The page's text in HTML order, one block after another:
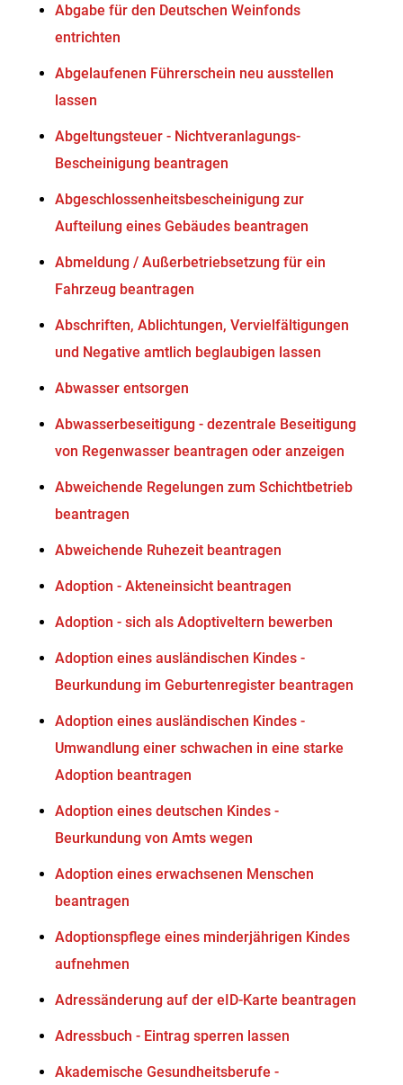
Abgabe für den Deutschen Weinfonds
entrichten
Abgelaufenen Führerschein neu ausstellen
lassen
Abgeltungsteuer - Nichtveranlagungs-
Bescheinigung beantragen
Abgeschlossenheitsbescheinigung zur
Aufteilung eines Gebäudes beantragen
Abmeldung / Außerbetriebsetzung für ein
Fahrzeug beantragen
Abschriften, Ablichtungen, Vervielfältigungen
und Negative amtlich beglaubigen lassen
Abwasser entsorgen
Abwasserbeseitigung - dezentrale Beseitigung
von Regenwasser beantragen oder anzeigen
Abweichende Regelungen zum Schichtbetrieb
beantragen
Abweichende Ruhezeit beantragen
Adoption - Akteneinsicht beantragen
Adoption - sich als Adoptiveltern bewerben
Adoption eines ausländischen Kindes -
Beurkundung im Geburtenregister beantragen
Adoption eines ausländischen Kindes -
Umwandlung einer schwachen in eine starke
Adoption beantragen
Adoption eines deutschen Kindes -
Beurkundung von Amts wegen
Adoption eines erwachsenen Menschen
beantragen
Adoptionspflege eines minderjährigen Kindes
aufnehmen
Adressänderung auf der eID-Karte beantragen
Adressbuch - Eintrag sperren lassen
Akademische Gesundheitsberufe -